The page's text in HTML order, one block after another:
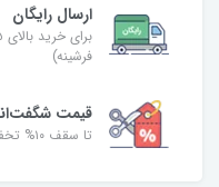
ارسال رایگان
فرشینه)
قیمت
تا سقف ۱۰% تخفیف